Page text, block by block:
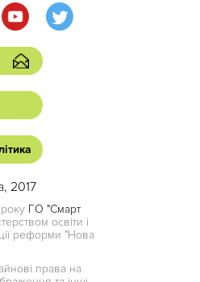
2017
ГО "Смарт
освіти і
реформи "Нова
права на